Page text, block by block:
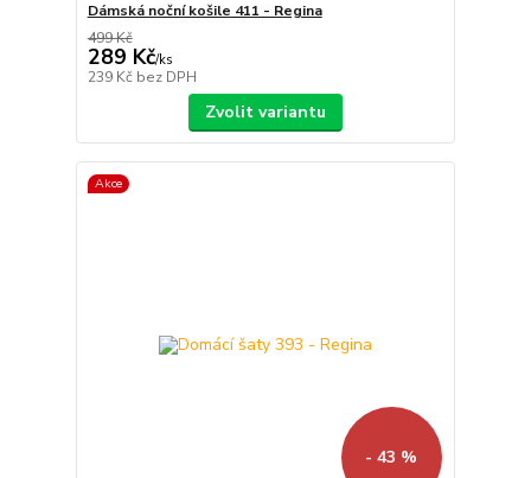
Dámská noční košile 411 - Regina
499 Kč
289 Kč/ks
239 Kč bez DPH
Zvolit variantu
Akce
- 43 %